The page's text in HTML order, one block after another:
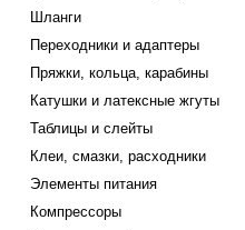
Шланги
Переходники и адаптеры
Пряжки, кольца, карабины
Катушки и латексные жгуты
Таблицы и слейты
Клеи, смазки, расходники
Элементы питания
Компрессоры